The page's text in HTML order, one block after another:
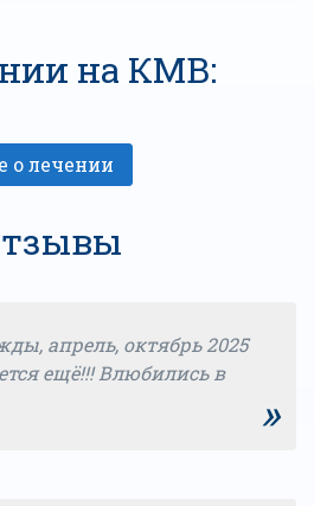
на КМВ:
апрель, октябрь 2025
ещё!!! Влюбились в
»